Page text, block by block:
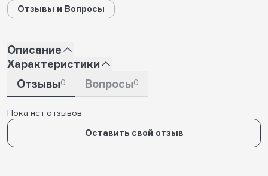
Отзывы и Вопросы
Описание
Характеристики
Отзывы0 Вопросы0
Пока нет отзывов
Оставить свой отзыв